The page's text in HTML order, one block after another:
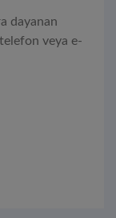
dayanan
veya e-